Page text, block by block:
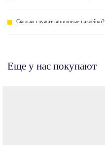
Сколько служат виниловые наклейки?
Еще у нас покупают